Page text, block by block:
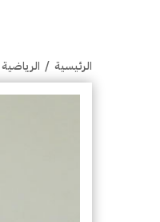
الرئيسية / الرياضية